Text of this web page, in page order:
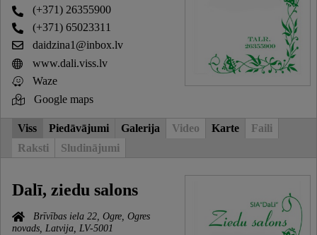
(+371) 26355900
(+371) 65023311
daidzina1@inbox.lv
www.dali.viss.lv
Waze
Google maps
Viss Piedāvājumi Galerija Video Karte
Faili
Raksti
Sludinājumi
Dalī, ziedu salons
Brīvības iela 22, Ogre, Ogres
novads, Latvija, LV-5001